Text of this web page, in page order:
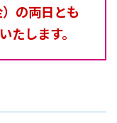
の両日とも
たします。